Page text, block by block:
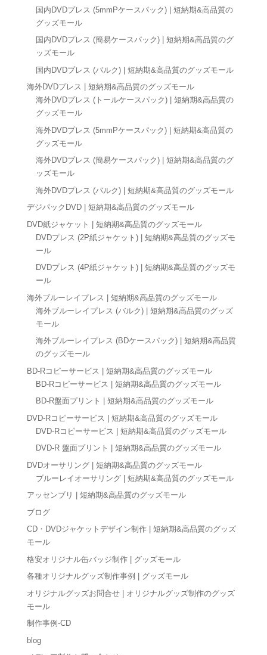
国内DVDプレス (5mmPケースパック) | 短納期&高品質の
グッズモール
国内DVDプレス (簡易ケースパック) | 短納期&高品質のグ
ッズモール
国内DVDプレス (バルク) | 短納期&高品質のグッズモール
海外DVDプレス | 短納期&高品質のグッズモール
海外DVDプレス (トールケースパック) | 短納期&高品質の
グッズモール
海外DVDプレス (5mmPケースパック) | 短納期&高品質の
グッズモール
海外DVDプレス (簡易ケースパック) | 短納期&高品質のグ
ッズモール
海外DVDプレス (バルク) | 短納期&高品質のグッズモール
デジパックDVD | 短納期&高品質のグッズモール
DVD紙ジャケット | 短納期&高品質のグッズモール
DVDプレス (2P紙ジャケット) | 短納期&高品質のグッズモ
ール
DVDプレス (4P紙ジャケット) | 短納期&高品質のグッズモ
ール
海外ブルーレイプレス | 短納期&高品質のグッズモール
海外ブルーレイプレス (バルク) | 短納期&高品質のグッズ
モール
海外ブルーレイプレス (BDケースパック) | 短納期&高品質
のグッズモール
BD-Rコピーサービス | 短納期&高品質のグッズモール
BD-Rコピーサービス | 短納期&高品質のグッズモール
BD-R盤面プリント | 短納期&高品質のグッズモール
DVD-Rコピーサービス | 短納期&高品質のグッズモール
DVD-Rコピーサービス | 短納期&高品質のグッズモール
DVD-R 盤面プリント | 短納期&高品質のグッズモール
DVDオーサリング | 短納期&高品質のグッズモール
ブルーレイオーサリング | 短納期&高品質のグッズモール
アッセンブリ | 短納期&高品質のグッズモール
ブログ
CD・DVDジャケットデザイン制作 | 短納期&高品質のグッズ
モール
格安オリジナル缶バッジ制作 | グッズモール
各種オリジナルグッズ制作事例 | グッズモール
オリジナルグッズお問合せ | オリジナルグッズ制作のグッズ
モール
制作事例-CD
blog